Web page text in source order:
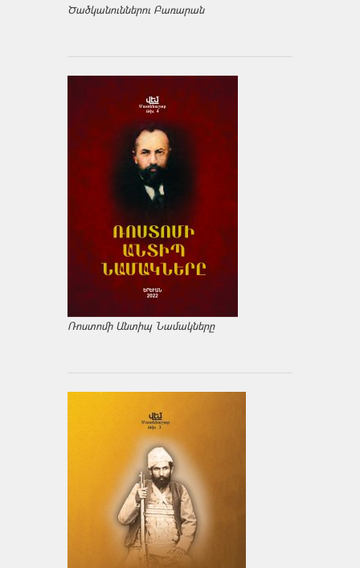
Ծածկանուններու Բառարան
Ռոստոմի Անտիպ Նամակները